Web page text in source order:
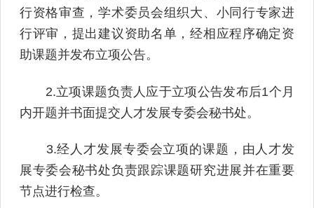
行资格审查，学术委员会组织大、小同行专家进
行评审，提出建议资助名单，经相应程序确定资
助课题并发布立项公告。
2.立项课题负责人应于立项公告发布后1个月
内开题并书面提交人才发展专委会秘书处。
3.经人才发展专委会立项的课题，由人才发
展专委会秘书处负责跟踪课题研究进展并在重要
节点进行检查。